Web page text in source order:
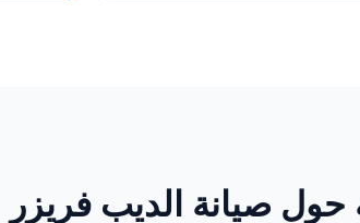
حول صيانة الديب فريزر